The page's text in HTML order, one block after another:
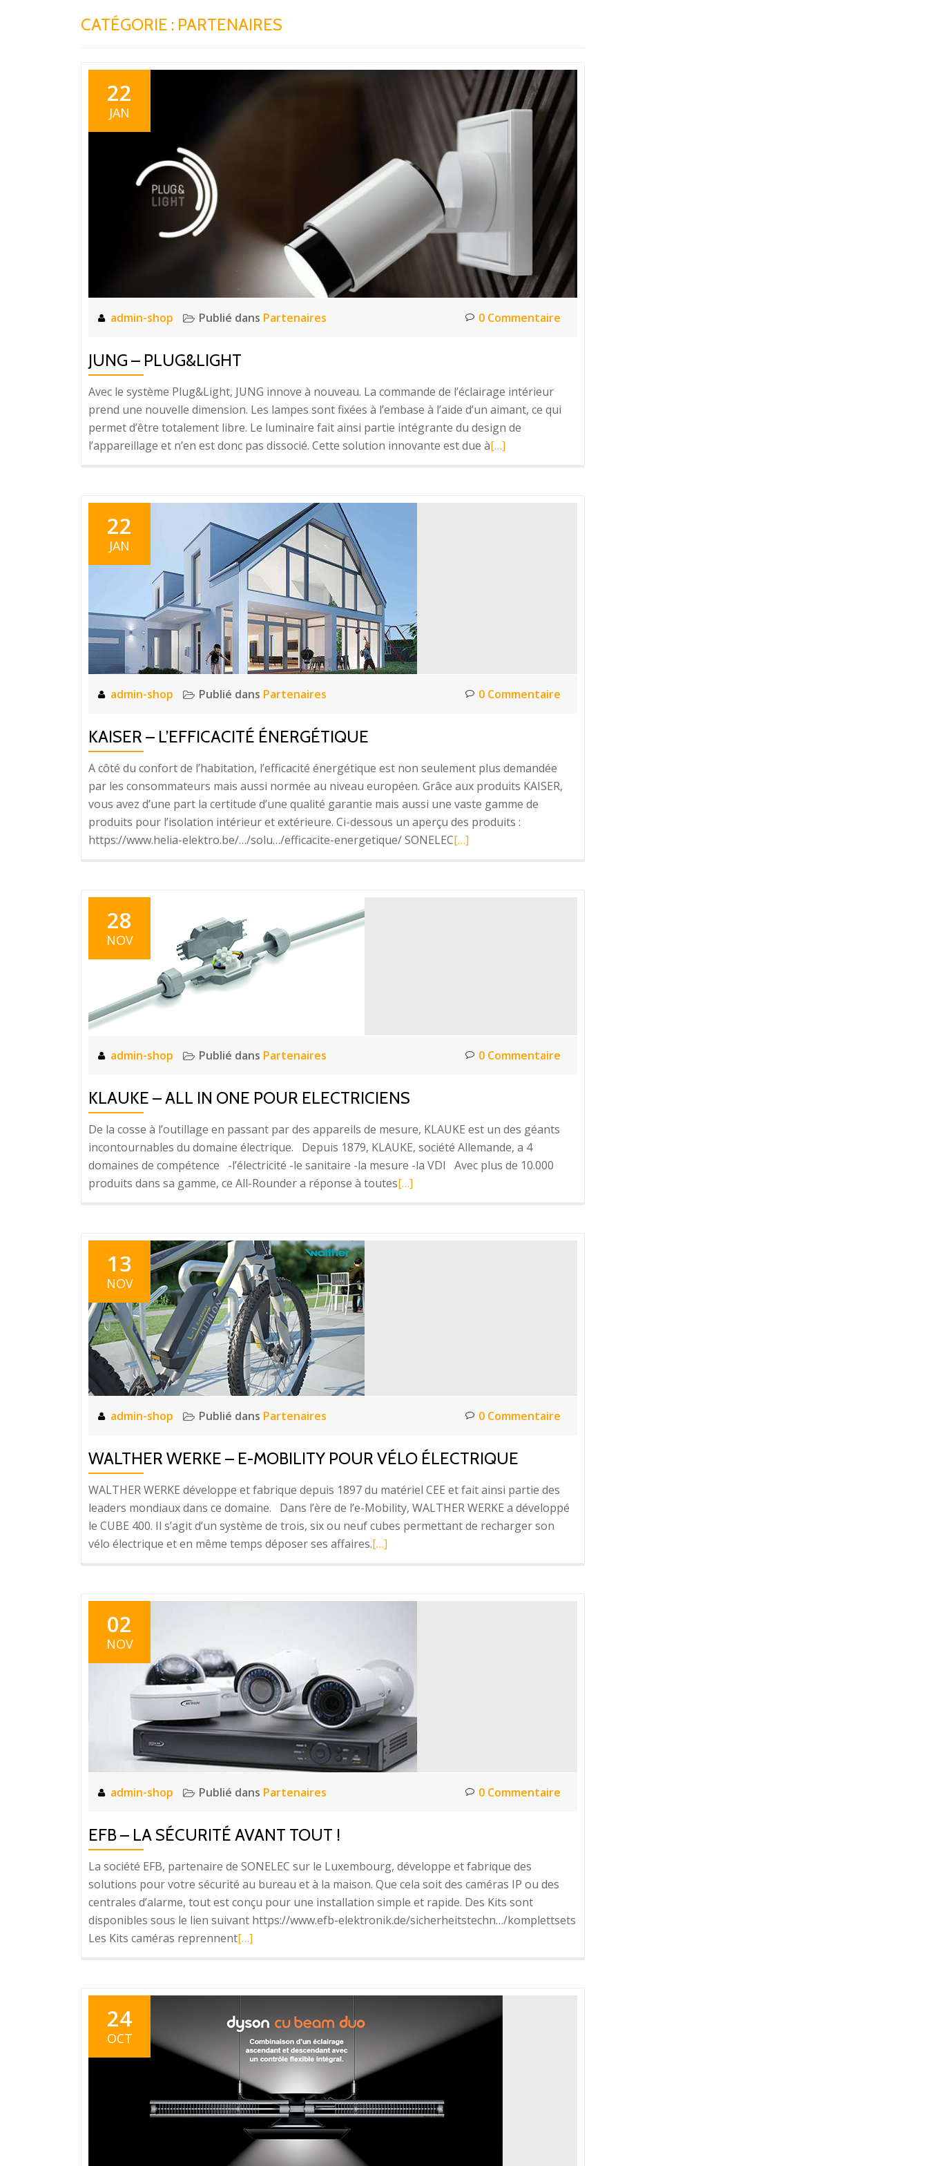
CATÉGORIE : PARTENAIRES
22
JAN
admin-shop Publié dans Partenaires 0 Commentaire
JUNG – PLUG&LIGHT
Avec le système Plug&Light, JUNG innove à nouveau. La commande de l’éclairage intérieur
prend une nouvelle dimension. Les lampes sont fixées à l’embase à l’aide d’un aimant, ce qui
permet d’être totalement libre. Le luminaire fait ainsi partie intégrante du design de
l’appareillage et n’en est donc pas dissocié. Cette solution innovante est due àEn
[…]
22
JAN
admin-shop Publié dans Partenaires 0 Commentaire
KAISER – L’EFFICACITÉ ÉNERGÉTIQUE
A côté du confort de l’habitation, l’efficacité énergétique est non seulement plus demandée
par les consommateurs mais aussi normée au niveau européen. Grâce aux produits KAISER,
vous avez d’une part la certitude d’une qualité garantie mais aussi une vaste gamme de
produits pour l’isolation intérieur et extérieure. Ci-dessous un aperçu des produits :
https://www.helia-elektro.be/…/solu…/efficacite-energetique/ SONELECEn
[…]
28
NOV
admin-shop Publié dans Partenaires 0 Commentaire
KLAUKE – ALL IN ONE POUR ELECTRICIENS
De la cosse à l’outillage en passant par des appareils de mesure, KLAUKE est un des géants
incontournables du domaine électrique. Depuis 1879, KLAUKE, société Allemande, a 4
domaines de compétence -l’électricité -le sanitaire -la mesure -la VDI Avec plus de 10.000
produits dans sa gamme, ce All-Rounder a réponse à toutesEn
[…]
13
NOV
admin-shop Publié dans Partenaires 0 Commentaire
WALTHER WERKE – E-MOBILITY POUR VÉLO ÉLECTRIQUE
WALTHER WERKE développe et fabrique depuis 1897 du matériel CEE et fait ainsi partie des
leaders mondiaux dans ce domaine. Dans l’ère de l’e-Mobility, WALTHER WERKE a développé
le CUBE 400. Il s’agit d’un système de trois, six ou neuf cubes permettant de recharger son
vélo électrique et en même temps déposer ses affaires.En
Mobility
pour
vélo
électrique
[…]
02
NOV
admin-shop Publié dans Partenaires 0 Commentaire
EFB – LA SÉCURITÉ AVANT TOUT !
La société EFB, partenaire de SONELEC sur le Luxembourg, développe et fabrique des
solutions pour votre sécurité au bureau et à la maison. Que cela soit des caméras IP ou des
centrales d’alarme, tout est conçu pour une installation simple et rapide. Des Kits sont
disponibles sous le lien suivant https://www.efb-elektronik.de/sicherheitstechn…/komplettsets
Les Kits caméras reprennentEn
La
sécurité
avant
tout
!
[…]
24
OCT